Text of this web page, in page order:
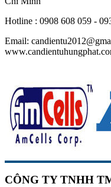
Hotline : 0908 608 059 -
Email:
CÔNG TY TNHH